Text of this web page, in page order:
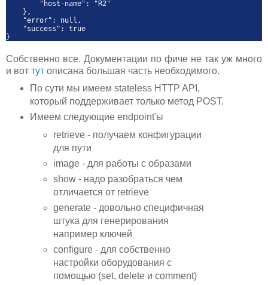
"host-name": "R2"
},
"error": null,
"success": true
}
Собственно все. Документации по фиче не так уж много
и вот тут описана большая часть необходимого.
По сути мы имеем stateless HTTP API,
который поддерживает только метод POST.
Имеем следующие endpoint'ы
retrieve - получаем конфигурации
для пути
image - для работы с образами
show - надо разобраться чем
отличается от retrieve
generate - довольно специфичная
штука для генерирования
например ключей
configure - для собственно
настройки оборудования с
помощью (set, delete и comment)